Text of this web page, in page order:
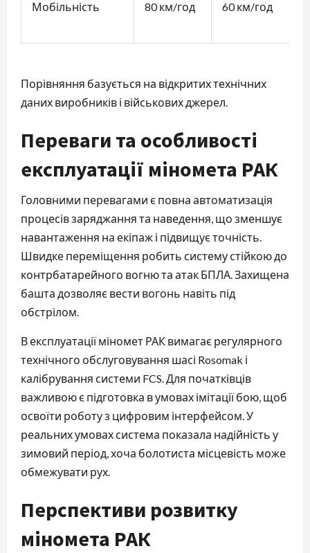
Мобільність 80 км/год 60 км/год
Порівняння базується на відкритих технічних
даних виробників і військових джерел.
Переваги та особливості
експлуатації міномета РАК
Головними перевагами є повна автоматизація
процесів заряджання та наведення, що зменшує
навантаження на екіпаж і підвищує точність.
Швидке переміщення робить систему стійкою до
контрбатарейного вогню та атак БПЛА. Захищена
башта дозволяє вести вогонь навіть під
обстрілом.
В експлуатації міномет РАК вимагає регулярного
технічного обслуговування шасі Rosomak і
калібрування системи FCS. Для початківців
важливою є підготовка в умовах імітації бою, щоб
освоїти роботу з цифровим інтерфейсом. У
реальних умовах система показала надійність у
зимовий період, хоча болотиста місцевість може
обмежувати рух.
Перспективи розвитку
міномета РАК